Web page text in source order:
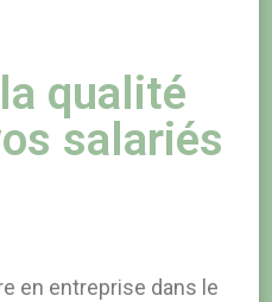
qualité
salariés
en entreprise dans le